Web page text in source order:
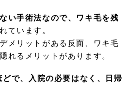
い手術法なので、ワキ毛を残
ています。
メリットがある反面、ワキ毛
れるメリットがあります。
で、入院の必要はなく、日帰